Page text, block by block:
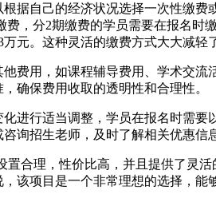
据自己的经济状况选择一次性缴
，分2期缴费的学员需要在报名
元。这种灵活的缴费方式大大减
费用，如课程辅导费用、学术交
确保费用收取的透明性和合理性。
进行适当调整，学员在报名时需
询招生老师，及时了解相关优惠信
置合理，性价比高，并且提供了灵
该项目是一个非常理想的选择，